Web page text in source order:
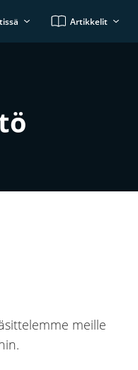
Artikkelit
meille